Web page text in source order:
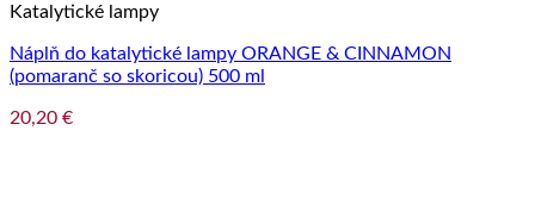
Katalytické lampy
Náplň do katalytické lampy ORANGE & CINNAMON
(pomaranč so skoricou) 500 ml
20,20 €